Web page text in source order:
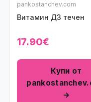
pankostanchev.com
Витамин Д3 течен
17.90€
Купи от
→